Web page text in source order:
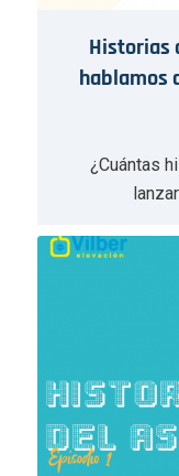
Historias
hablamos
¿Cuántas